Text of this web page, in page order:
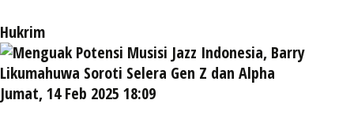
Hukrim
Jumat, 14 Feb 2025 18:09